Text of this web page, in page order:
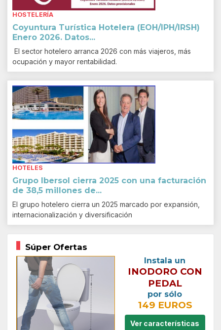
HOSTELERÍA
Coyuntura Turística Hotelera (EOH/IPH/IRSH)
Enero 2026. Datos...
El sector hotelero arranca 2026 con más viajeros, más
ocupación y mayor rentabilidad.
HOTELES
Grupo Ibersol cierra 2025 con una facturación
de 38,5 millones de...
El grupo hotelero cierra un 2025 marcado por expansión,
internacionalización y diversificación
Súper Ofertas
Instala un
INODORO CON
PEDAL
por sólo
149 EUROS
Ver características